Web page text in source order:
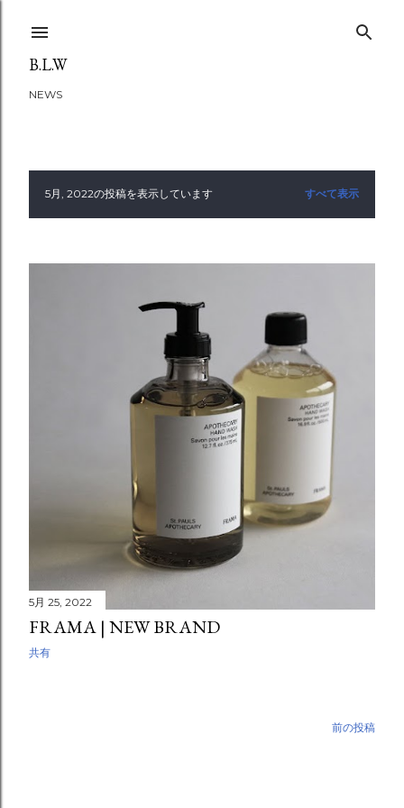
スキップしてメイン コンテンツに移動
B.L.W
NEWS
投5月, 2022の投稿を表示しています すべて表示
5月 25, 2022
FRAMA | NEW BRAND
共有
前の投稿